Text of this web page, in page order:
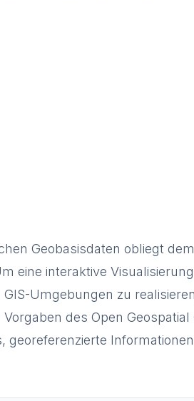
Geobasisdaten obliegt
eine interaktive
Umgebungen zu
des Open
georeferenzierte